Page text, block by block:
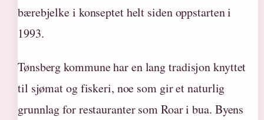
bærebjelke i konseptet helt siden oppstarten i
1993.
Tønsberg kommune har en lang tradisjon knyttet
til sjømat og fiskeri, noe som gir et naturlig
grunnlag for restauranter som Roar i bua. Byens